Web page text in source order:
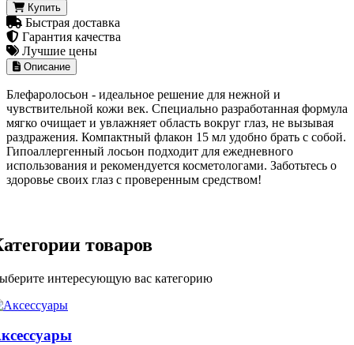
Купить
Быстрая доставка
Гарантия качества
Лучшие цены
Описание
Блефаролосьон - идеальное решение для нежной и
чувствительной кожи век. Специально разработанная формула
мягко очищает и увлажняет область вокруг глаз, не вызывая
раздражения. Компактный флакон 15 мл удобно брать с собой.
Гипоаллергенный лосьон подходит для ежедневного
использования и рекомендуется косметологами. Заботьтесь о
здоровье своих глаз с проверенным средством!
товаров
интересующую вас категорию